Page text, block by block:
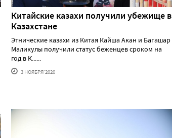
Китайские казахи получили убежище в
Казахстане
Этнические казахи из Китая Кайша Акан и Багашар
Маликулы получили статус беженцев сроком на
год в К......
3 НОЯБРЯ'2020